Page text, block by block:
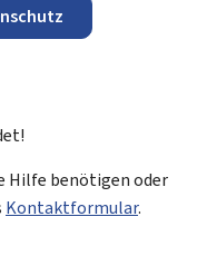
Hilfe benötigen oder
Kontaktformular.